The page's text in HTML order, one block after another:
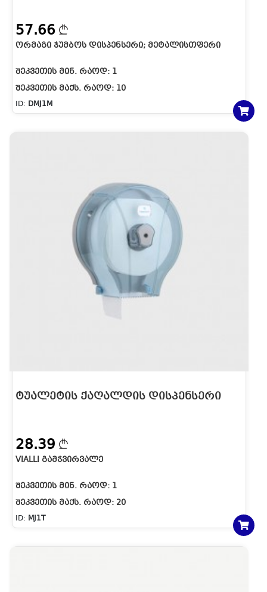
57.66
ᲝᲠᲛᲐᲒᲘ ᲯᲣᲛᲑᲝᲡ ᲓᲘᲡᲞᲔᲜᲡᲔᲠᲘ; ᲛᲔᲢᲐᲚᲘᲡᲗᲤᲔᲠᲘ
ᲨᲔᲙᲕᲔᲗᲘᲡ ᲛᲘᲜ. ᲠᲐᲝᲓ: 1
ᲨᲔᲙᲕᲔᲗᲘᲡ ᲛᲐᲥᲡ. ᲠᲐᲝᲓ: 10
ID: DMJ1M
ᲢᲣᲐᲚᲔᲢᲘᲡ ᲥᲐᲦᲐᲚᲓᲘᲡ ᲓᲘᲡᲞᲔᲜᲡᲔᲠᲘ
28.39
VIALLI ᲒᲐᲛᲭᲕᲘᲠᲕᲐᲚᲔ
ᲨᲔᲙᲕᲔᲗᲘᲡ ᲛᲘᲜ. ᲠᲐᲝᲓ: 1
ᲨᲔᲙᲕᲔᲗᲘᲡ ᲛᲐᲥᲡ. ᲠᲐᲝᲓ: 20
ID: MJ1T